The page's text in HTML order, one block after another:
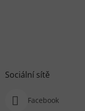
Sociální sítě
Facebook